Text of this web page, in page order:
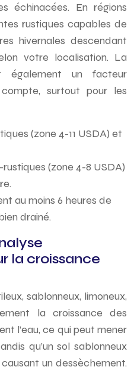
échinacées. En régions
rustiques capables de
hivernales descendant
votre localisation. La
également un facteur
surtout pour les
(zone 4-11 USDA) et
(zone 4-8 USDA)
au moins 6 heures de
drainé.
la croissance
sablonneux, limoneux,
la croissance des
l’eau, ce qui peut mener
qu’un sol sablonneux
un dessèchement.